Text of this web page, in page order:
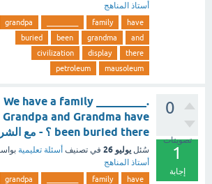
أستاذ المناهج
have
family
grandpa
and
grandma
been
buried
there
display
civilization
mausoleum
petroleum
0
تصويتات
1
إجابة
We have a family _________.
Grandpa and Grandma have
been buried there ؟ - مع الشرح
سُئل يوليو 26 في تصنيف أسئلة تعليمية
أستاذ المناهج
have
family
grandpa